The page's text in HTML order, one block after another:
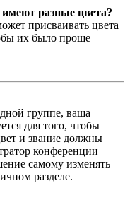
разные цвета?
присваивать цвета
их было проще
группе, ваша
для того, чтобы
и звание должны
конференции
самому изменять
разделе.